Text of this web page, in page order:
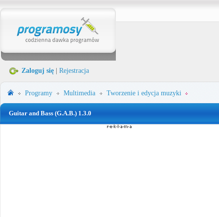
Zaloguj się Rejestracja
Programy Multimedia Tworzenie i edycja muzyki
Guitar and Bass (G.A.B.) 1.3.0